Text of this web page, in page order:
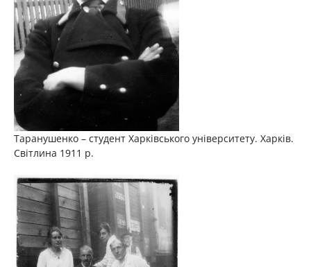
Таранушенко – студент Харківського університету. Харків.
Світлина 1911 р.